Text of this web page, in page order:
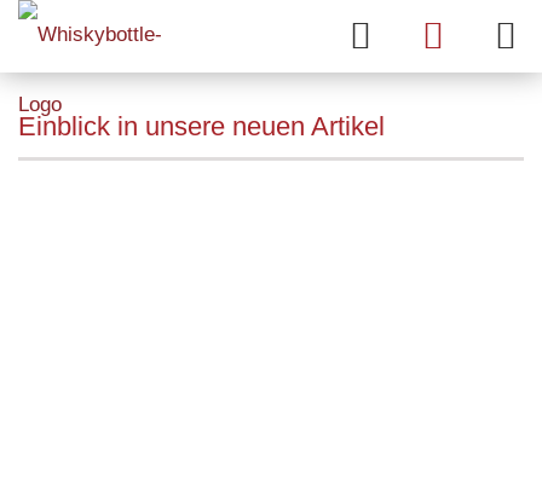
Einblick in unsere neuen Artikel